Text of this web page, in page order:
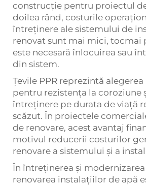
construcție pentru proiectul
doilea rând, costurile
întreținere ale sistemului de
renovat sunt mai mici, tocmai
este necesară înlocuirea sau
din sistem.
Țevile PPR reprezintă
pentru rezistența la coroziune
întreținere pe durata de viață
scăzut. În proiectele
de renovare, acest avantaj
motivul reducerii costurilor
renovare a sistemului și a
În întreținerea și
renovarea instalațiilor de apă